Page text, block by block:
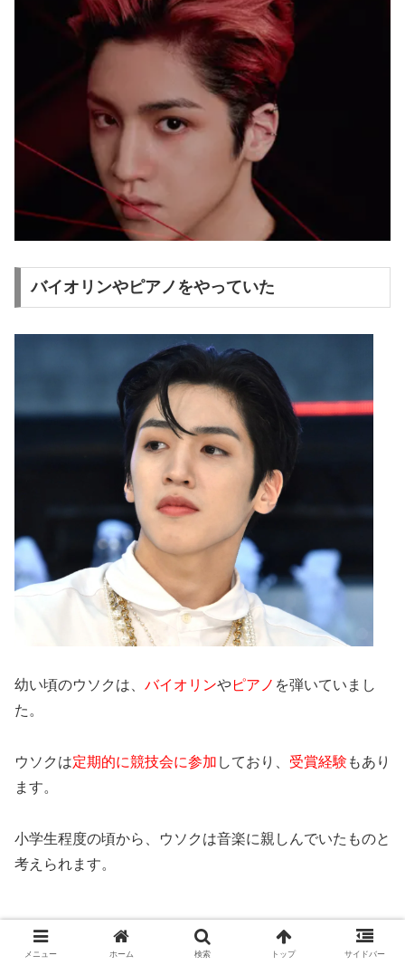
バイオリンやピアノをやっていた
幼い頃のウソクは、 バイオリンやピアノ を弾いていまし
た。
ウソクは定期的に競技会に参加 しており、 受賞経験 もあり
ます。
小学生程度の頃から、ウソクは音楽に親しんでいたものと
考えられます。
韓国アイドルの学歴 PENTAGONメンバーの学歴まとめ
メニュー ホーム 検索 トップ サイドバー